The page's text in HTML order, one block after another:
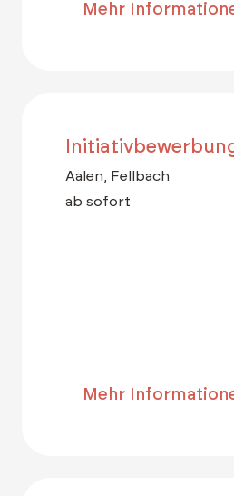
Mehr
Aalen, Fellbach
ab sofort
Mehr